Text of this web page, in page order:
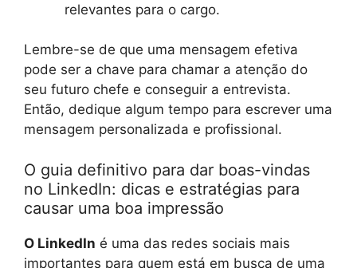
relevantes para o cargo.
Lembre-se de que uma mensagem efetiva
pode ser a chave para chamar a atenção do
seu futuro chefe e conseguir a entrevista.
Então, dedique algum tempo para escrever uma
mensagem personalizada e profissional.
O guia definitivo para dar boas-vindas
no LinkedIn: dicas e estratégias para
causar uma boa impressão
O LinkedIn é uma das redes sociais mais
importantes para quem está em busca de uma